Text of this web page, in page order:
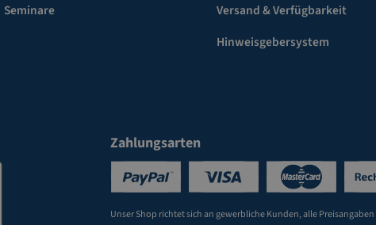
Seminare
Versand & Verfügbarkeit
Hinweisgebersystem
Zahlungsarten
Unser Shop richtet sich an gewerbliche Kunden, alle